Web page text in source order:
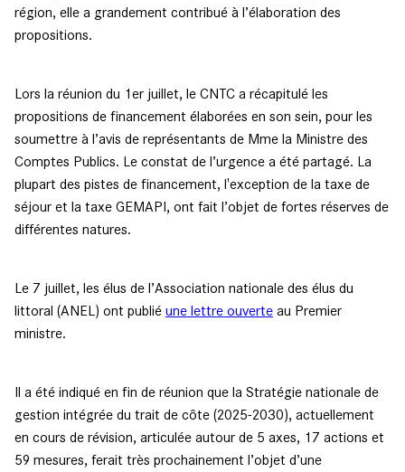
région, elle a grandement contribué à l’élaboration des
propositions.
Lors la réunion du 1er juillet, le CNTC a récapitulé les
propositions de financement élaborées en son sein, pour les
soumettre à l’avis de représentants de Mme la Ministre des
Comptes Publics. Le constat de l’urgence a été partagé. La
plupart des pistes de financement, l'exception de la taxe de
séjour et la taxe GEMAPI, ont fait l’objet de fortes réserves de
différentes natures.
Le 7 juillet, les élus de l’Association nationale des élus du
littoral (ANEL) ont publié une lettre ouverte au Premier
ministre.
Il a été indiqué en fin de réunion que la Stratégie nationale de
gestion intégrée du trait de côte (2025-2030), actuellement
en cours de révision, articulée autour de 5 axes, 17 actions et
59 mesures, ferait très prochainement l’objet d’une